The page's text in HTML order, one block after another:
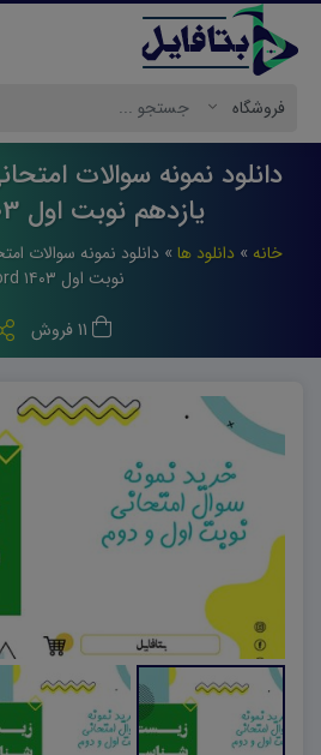
دانلود نمونه سوالات
یازدهم نوبت اول 1403 word
خانه » دانلود ها » دانلود نمونه سوالات
نوبت اول ۱۴۰۳ word